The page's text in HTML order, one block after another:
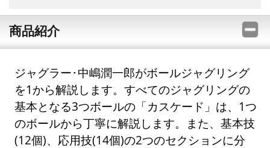
商品紹介
ジャグラー･中嶋潤一郎がボールジャグリング
を1から解説します。すべてのジャグリングの
基本となる3つボールの「カスケード」は、1つ
のボールから丁寧に解説します。また、基本技
(12個)、応用技(14個)の2つのセクションに分